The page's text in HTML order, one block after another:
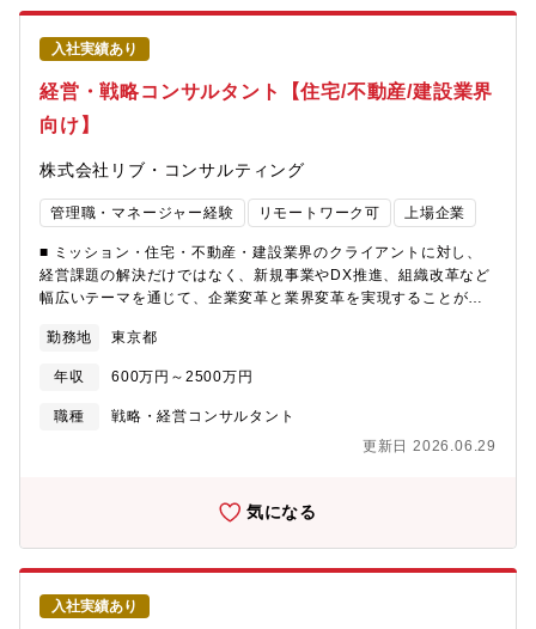
た組織づくりや経営にも携わる取締役・執行役員候補としての採
用です。■自社プロダクトの展開や、大手企業の新規事業開発コン
サルティングの経験が積め、コンサル×事業開発のハイブリットキ
ャリアを形成することができます。■インダストリー別の組織構成
ではないので、幅広い業種・テーマに関わることができます。■ど
のような案件を取りにいくか、そのうえでどのようなチームを作
背景】事業拡大における体制の強化
入社実績あり
経営・戦略コンサルタント【住宅/不動産/建設業界
向け】
株式会社リブ・コンサルティング
管理職・マネージャー経験 リモートワーク可 上場企業
■ ミッション・住宅・不動産・建設業界のクライアントに対し、
経営課題の解決だけではなく、新規事業やDX推進、組織改革など
幅広いテーマを通じて、企業変革と業界変革を実現することがミ
現場への定着・成果創出まで支援し、クライアントの持続的な成
長を実現します。・また、住宅・不動産業界出身者だけではな
く、法人営業経験者など業界未経験者も、約3か月間の育成プログ
ラムと実案件を並行して経験しながら、コンサルタントとして早
産・建設業界は、人々の暮らしと都市を支える基幹産業である一
れ、カーボンニュートラルへの対応など、大きな転換期を迎えて
います。・これからは建物を建てる・販売するだけではなく、新
たな事業創出やデジタル活用、社会課題の解決を通じて、産業そ
のものを変革していくことが求められています。・リブ・コンサ
ルティングは、100年後の世界を良くする会社を増やすという理念
のもと、戦略策定だけではなく、現場へ入り込み成果創出まで伴
勤務地 東京都
年収 600万円～2500万円
職種
戦略・経営コンサルタント
更新日 2026.06.29
気になる
入社実績あり